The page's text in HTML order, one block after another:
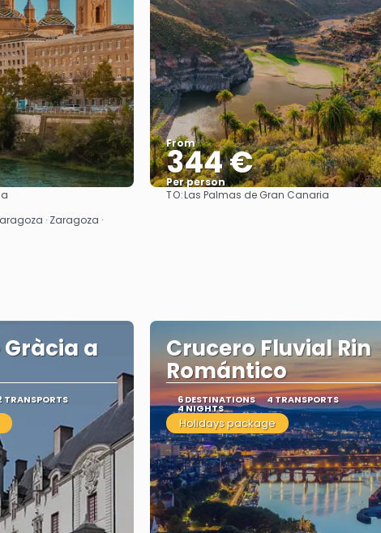
· Zaragoza ·
From
344 €
Per person
See
TO:Las Palmas de Gran Canaria
Gràcia a
TRANSPORTS
Crucero Fluvial Rin
Romántico
6 DESTINATIONS 4 TRANSPORTS
4 NIGHTS
Holidays package